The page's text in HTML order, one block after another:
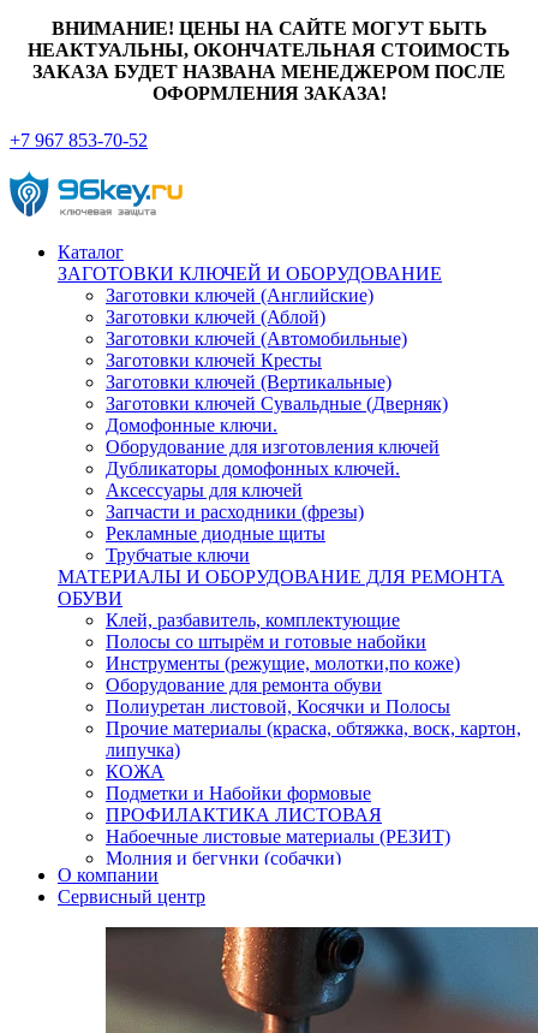
ВНИМАНИЕ! ЦЕНЫ НА САЙТЕ МОГУТ БЫТЬ
НЕАКТУАЛЬНЫ, ОКОНЧАТЕЛЬНАЯ СТОИМОСТЬ
ЗАКАЗА БУДЕТ НАЗВАНА МЕНЕДЖЕРОМ ПОСЛЕ
ОФОРМЛЕНИЯ ЗАКАЗА!
+7 967 853-70-52
Каталог
ЗАГОТОВКИ КЛЮЧЕЙ И ОБОРУДОВАНИЕ
Заготовки ключей (Английские)
Заготовки ключей (Аблой)
Заготовки ключей (Автомобильные)
Заготовки ключей Кресты
Заготовки ключей (Вертикальные)
Заготовки ключей Сувальдные (Дверняк)
Домофонные ключи.
Оборудование для изготовления ключей
Дубликаторы домофонных ключей.
Аксессуары для ключей
Запчасти и расходники (фрезы)
Рекламные диодные щиты
Трубчатые ключи
МАТЕРИАЛЫ И ОБОРУДОВАНИЕ ДЛЯ РЕМОНТА
ОБУВИ
Клей, разбавитель, комплектующие
Полосы со штырём и готовые набойки
Инструменты (режущие, молотки,по коже)
Оборудование для ремонта обуви
Полиуретан листовой, Косячки и Полосы
Прочие материалы (краска, обтяжка, воск, картон,
липучка)
КОЖА
Подметки и Набойки формовые
ПРОФИЛАКТИКА ЛИСТОВАЯ
Набоечные листовые материалы (РЕЗИТ)
Молния и бегунки (собачки)
Нитки,иглы-шило,крючки.
Уход и косметика для обуви
Кнопки (магнитые,кобурные)
Пряжки для ремня
О компании
Сервисный центр